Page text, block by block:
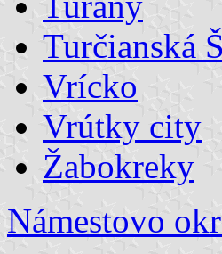
Turčianská
Vrícko
Vrútky city
Žabokreky
Námestovo